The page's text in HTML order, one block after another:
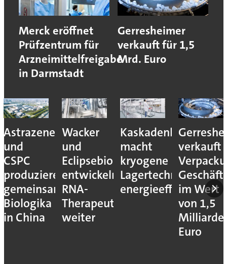
Merck eröffnet
Prüfzentrum für
Arzneimittelfreigabe
in Darmstadt
Gerresheimer
verkauft für 1,5
Mrd. Euro
Astrazeneca
und
CSPC
produzieren
gemeinsam
Biologika
in China
Wacker
und
Eclipsebio
entwickeln
RNA-
Therapeutika
weiter
Kaskadenkonzept
macht
kryogene
Lagertechnik
energieeffizienter
verkauft
im Wert
von 1,5
Euro